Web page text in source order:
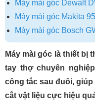
Máy mài góc Dewalt
Máy mài góc Makita
Máy mài góc Bosch
Máy mài góc là thiết bị
tay thợ chuyên
công tắc sau đuôi,
cắt vật liệu cực hiệu